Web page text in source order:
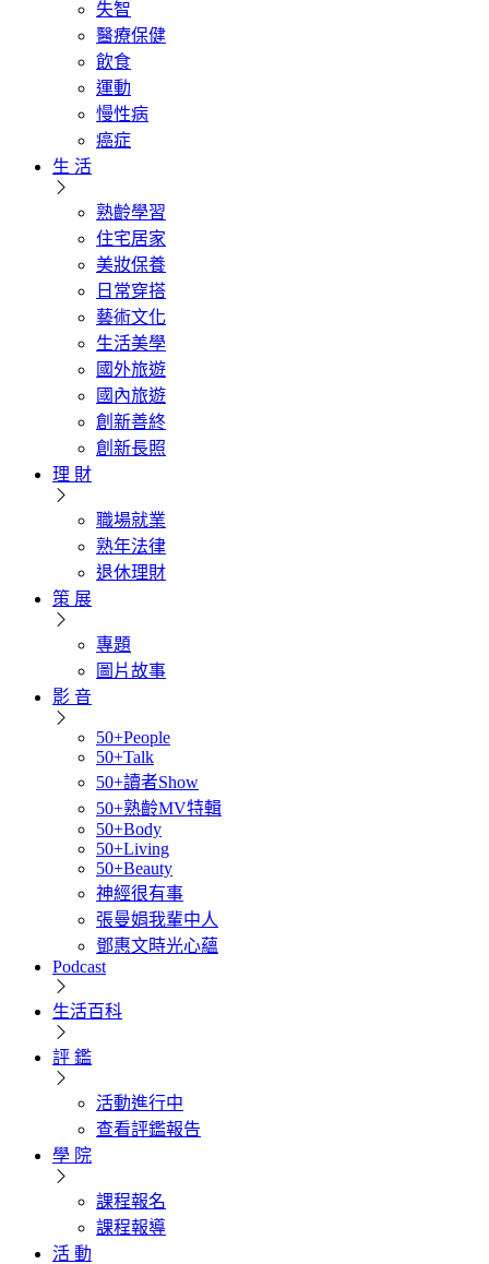
失智
醫療保健
飲食
運動
慢性病
癌症
生 活
熟齡學習
住宅居家
美妝保養
日常穿搭
藝術文化
生活美學
國外旅遊
國內旅遊
創新善終
創新長照
理 財
職場就業
熟年法律
退休理財
策 展
專題
圖片故事
影 音
50+People
50+Talk
50+讀者Show
50+熟齡MV特輯
50+Body
50+Living
50+Beauty
神經很有事
張曼娟我輩中人
鄧惠文時光心蘊
Podcast
生活百科
評 鑑
活動進行中
查看評鑑報告
學 院
課程報名
課程報導
活 動